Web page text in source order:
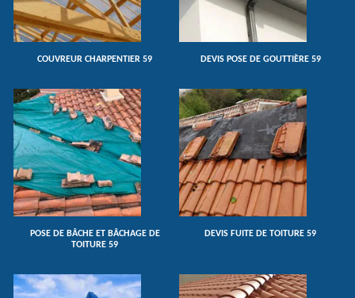
COUVREUR CHARPENTIER 59 DEVIS POSE DE GOUTTIÈRE 59
POSE DE BÂCHE ET BÂCHAGE DE
TOITURE 59
DEVIS FUITE DE TOITURE 59